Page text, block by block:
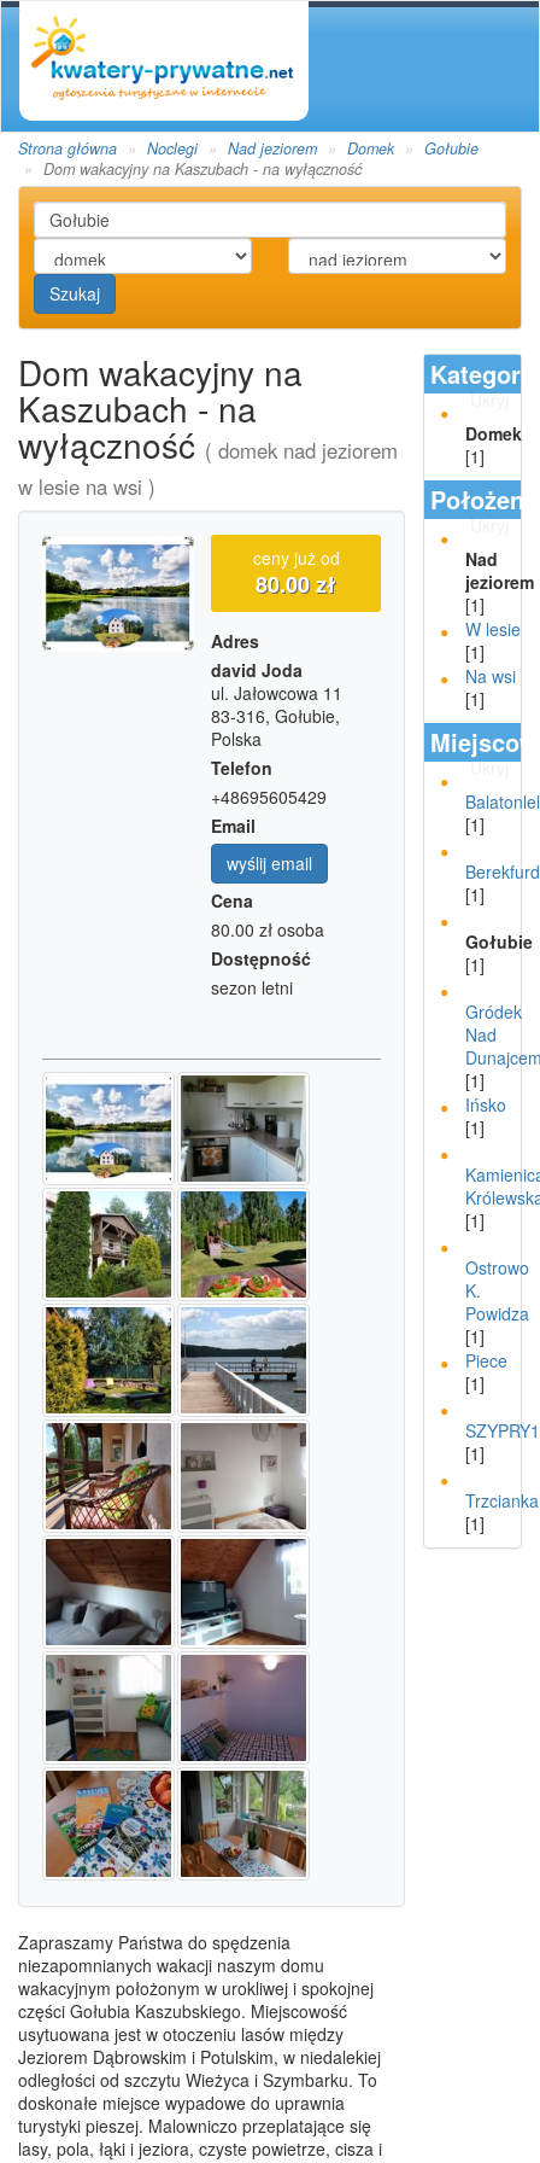
Strona główna Noclegi Nad jeziorem Domek
Gołubie
Dom wakacyjny na Kaszubach - na wyłączność
Szukaj
Dom wakacyjny na
Kaszubach - na
wyłączność ( domek nad jeziorem
w lesie na wsi )
ceny już od
80.00 zł
Adres
david Joda
ul. Jałowcowa 11
83-316, Gołubie,
Polska
Telefon
+48695605429
Email
wyślij email
Cena
80.00 zł osoba
Dostępność
sezon letni
Zapraszamy Państwa do spędzenia
niezapomnianych wakacji naszym domu
wakacyjnym położonym w urokliwej i spokojnej
części Gołubia Kaszubskiego. Miejscowość
usytuowana jest w otoczeniu lasów między
Jeziorem Dąbrowskim i Potulskim, w niedalekiej
odległości od szczytu Wieżyca i Szymbarku. To
doskonałe miejsce wypadowe do uprawnia
turystyki pieszej. Malowniczo przeplatające się
lasy, pola, łąki i jeziora, czyste powietrze, cisza i
Kategoria
Ukryj
Domek
[1]
Ukryj
Nad
jeziorem
[1]
W lesie
[1]
Na wsi
[1]
Ukryj
[1]
[1]
Gołubie
[1]
Gródek
Nad
[1]
Ińsko
[1]
[1]
Ostrowo
K.
Powidza
[1]
Piece
[1]
SZYPRY1
[1]
Trzcianka
[1]